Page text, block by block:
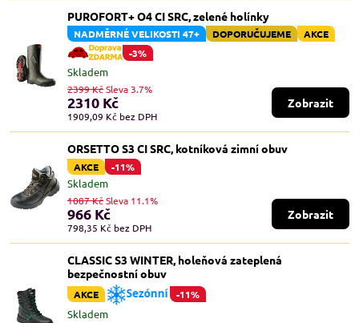
PUROFORT+ O4 CI SRC, zelené holínky
NADMĚRNÉ VELIKOSTI 47+ DOPORUČUJEME
AKCE
-3%
Skladem
2310 Kč
1909,09 Kč bez DPH
2399 KčSleva 3.7%
Zobrazit
ORSETTO S3 CI SRC, kotníková zimní obuv
AKCE -11%
Skladem
966 Kč
798,35 Kč bez DPH
1087 KčSleva 11.1%
Zobrazit
CLASSIC S3 WINTER, holeňová zateplená
bezpečnostní obuv
AKCE -11%
Skladem